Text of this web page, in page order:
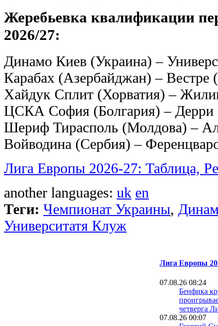
Жеребьевка квалификации
2026/27:
Динамо Киев (Украина) –
Карабах (Азербайджан) – Вестре
Хайдук Сплит (Хорватия) –
ЦСКА София (Болгария) – Дерри
Шериф Тирасполь (Молдова) –
Войводина (Сербия) –
Лига Европы 2026-27: Таблица,
another languages: uk en
Теги: Чемпионат Украины,
Университатя Клуж
Лига Европы
07.08.26 08:24
Бенфика
четверга
07.08.26 00:07